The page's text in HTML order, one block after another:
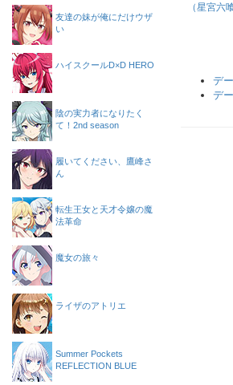
（星宮六
デ
デ
友達の妹が俺にだけウザ
い
ハイスクールD×D HERO
陰の実力者になりたく
て！2nd season
履いてください、鷹峰さ
ん
転生王女と天才令嬢の魔
法革命
魔女の旅々
ライザのアトリエ
Summer Pockets
REFLECTION BLUE